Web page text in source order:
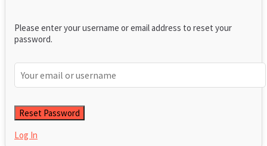
Please enter your username or email address to reset your
password.
Log In